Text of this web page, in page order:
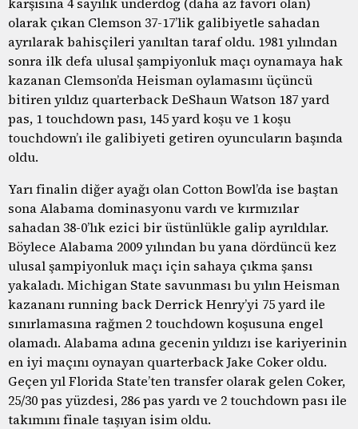
olarak çıkan Clemson 37-17’lik galibiyetle sahadan
ayrılarak bahisçileri yanıltan taraf oldu. 1981 yılından
sonra ilk defa ulusal şampiyonluk maçı oynamaya hak
kazanan Clemson’da Heisman oylamasını üçüncü
bitiren yıldız quarterback DeShaun Watson 187 yard
pas, 1 touchdown pası, 145 yard koşu ve 1 koşu
touchdown’ı ile galibiyeti getiren oyuncuların başında
oldu.
Yarı finalin diğer ayağı olan Cotton Bowl’da ise baştan
sona Alabama dominasyonu vardı ve kırmızılar
sahadan 38-0’lık ezici bir üstünlükle galip ayrıldılar.
Böylece Alabama 2009 yılından bu yana dördüncü kez
ulusal şampiyonluk maçı için sahaya çıkma şansı
yakaladı. Michigan State savunması bu yılın Heisman
kazananı running back Derrick Henry’yi 75 yard ile
sınırlamasına rağmen 2 touchdown koşusuna engel
olamadı. Alabama adına gecenin yıldızı ise kariyerinin
en iyi maçını oynayan quarterback Jake Coker oldu.
Geçen yıl Florida State’ten transfer olarak gelen Coker,
25/30 pas yüzdesi, 286 pas yardı ve 2 touchdown pası ile
takımını finale taşıyan isim oldu.